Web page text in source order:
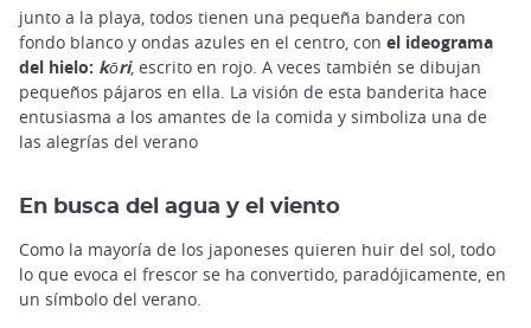
junto a la playa, todos tienen una pequeña bandera con
fondo blanco y ondas azules en el centro, con el ideograma
del hielo: kōri, escrito en rojo. A veces también se dibujan
pequeños pájaros en ella. La visión de esta banderita hace
entusiasma a los amantes de la comida y simboliza una de
las alegrías del verano
En busca del agua y el viento
Como la mayoría de los japoneses quieren huir del sol, todo
lo que evoca el frescor se ha convertido, paradójicamente, en
un símbolo del verano.